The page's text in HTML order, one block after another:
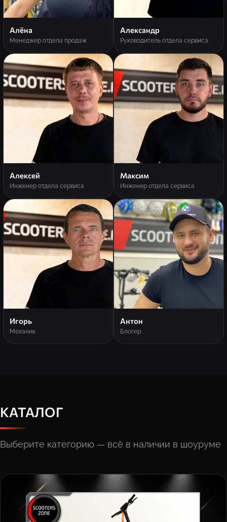
Алёна
Менеджер отдела продаж
Александр
Руководитель отдела сервиса
Алексей
Инженер отдела сервиса
Максим
Инженер отдела сервиса
Игорь
Механик
Антон
Блогер
КАТАЛОГ
Выберите категорию — всё в наличии в шоуруме